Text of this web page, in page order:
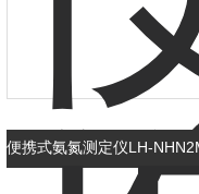
便携式氨氮测定仪LH-